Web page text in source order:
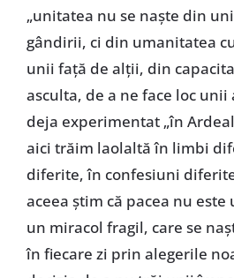
„unitatea nu se naște din
gândirii, ci din umanitatea
unii față de alții, din
asculta, de a ne face loc
deja experimentat „în
aici trăim laolaltă în limbi
diferite, în confesiuni
aceea știm că pacea nu
un miracol fragil, care se
în fiecare zi prin alegerile